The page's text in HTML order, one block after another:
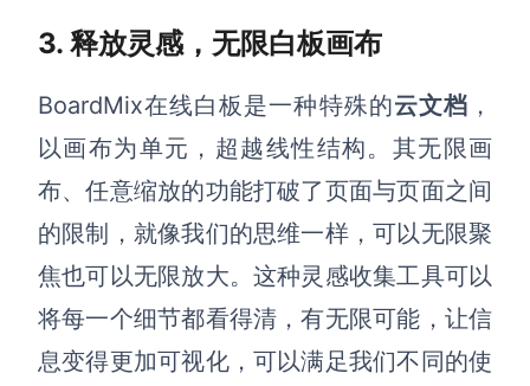
AI生成AARRR模型
模板社区
私有化部署
客户案例
3. 释放灵感，无限白板画布
BoardMix在线白板是一种特殊的云文档 ，
以画布为单元，超越线性结构。 其无限画
布、任意缩放的功能打破了页面与页面之间
的限制，就像我们的思维一样，可以无限聚
焦也可以无限放大。 这种灵感收集工具可以
将每一个细节都看得清，有无限可能，让信
息变得更加可视化，可以满足我们不同的使